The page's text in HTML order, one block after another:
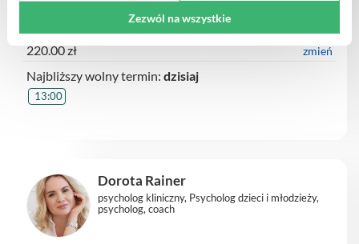
Psychoterapia indywidualna dla dorosłych
220.00 zł zmień
Najbliższy wolny termin: dzisiaj
13:00
Dorota Rainer
psycholog kliniczny, Psycholog dzieci i młodzieży,
psycholog, coach
Zezwól na wszystkie